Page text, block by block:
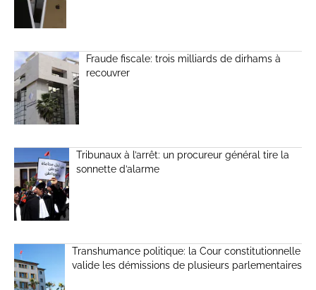
Fraude fiscale: trois milliards de dirhams à
recouvrer
Tribunaux à l’arrêt: un procureur général tire la
sonnette d’alarme
Transhumance politique: la Cour constitutionnelle
valide les démissions de plusieurs parlementaires